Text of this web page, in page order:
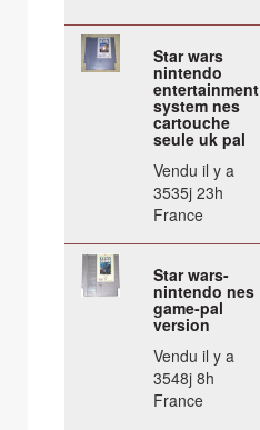
Star wars
nintendo
entertainment
system nes
cartouche
seule uk pal
Vendu il y a
3535j 23h
France
Star wars-
nintendo nes
game-pal
version
Vendu il y a
3548j 8h
France